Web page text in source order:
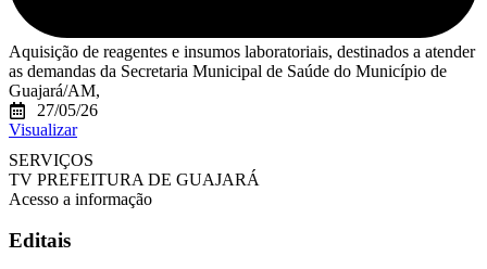
Aquisição de reagentes e insumos laboratoriais, destinados a atender
as demandas da Secretaria Municipal de Saúde do Município de
Guajará/AM,
27/05/26
Visualizar
SERVIÇOS
TV PREFEITURA DE GUAJARÁ
Acesso a informação
Editais